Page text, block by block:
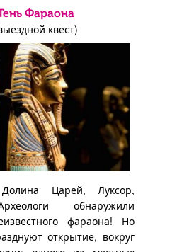
Фараона
квест)
Царей, Луксор,
обнаружили
фараона! Но
открытие, вокруг